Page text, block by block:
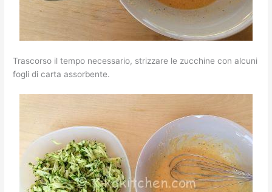
Trascorso il tempo necessario, strizzare le zucchine con alcuni
fogli di carta assorbente.